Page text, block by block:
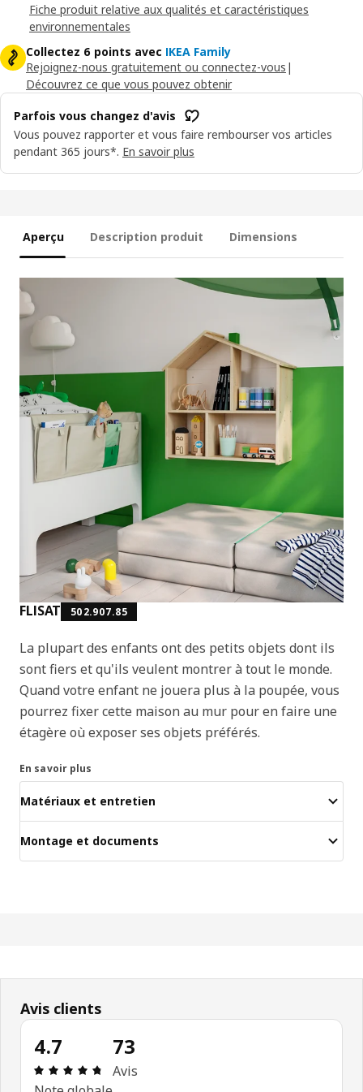
Fiche produit relative aux qualités et caractéristiques
environnementales
Collectez 6 points avec IKEA Family
Rejoignez-nous gratuitement ou connectez-vous |
Découvrez ce que vous pouvez obtenir
Parfois vous changez d'avis
Vous pouvez rapporter et vous faire rembourser vos articles
pendant 365 jours*. En savoir plus
Aperçu Description produit Dimensions
FLISAT 502.907.85
La plupart des enfants ont des petits objets dont ils
sont fiers et qu'ils veulent montrer à tout le monde.
Quand votre enfant ne jouera plus à la poupée, vous
pourrez fixer cette maison au mur pour en faire une
étagère où exposer ses objets préférés.
En savoir plus
Matériaux et entretien
Montage et documents
Avis clients
4.7
Avis: 4.7 sur 5 étoiles Nombre total d'avis: 73
73
Avis